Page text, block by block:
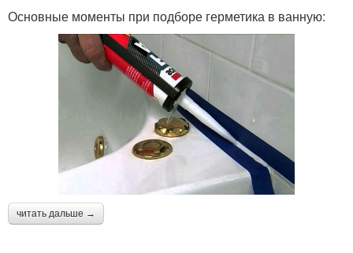
Основные моменты при подборе герметика в ванную:
читать дальше →